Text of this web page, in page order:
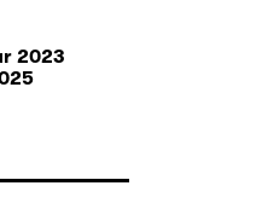
2023